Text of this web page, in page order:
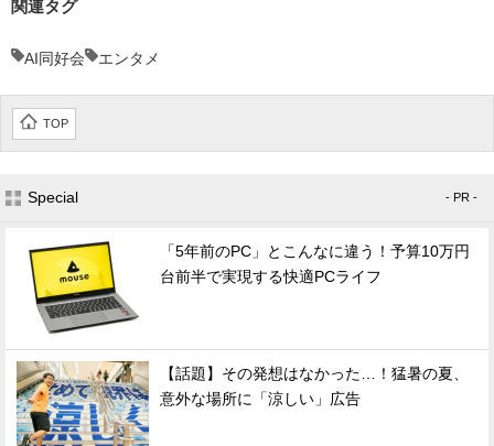
関連タグ
AI同好会 エンタメ
TOP
Special - PR -
「5年前のPC」とこんなに違う！予算10万円
台前半で実現する快適PCライフ
【話題】その発想はなかった…！猛暑の夏、
意外な場所に「涼しい」広告